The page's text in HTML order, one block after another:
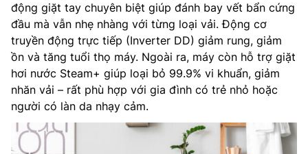
động giặt tay chuyên biệt giúp đánh bay vết bẩn cứng
đầu mà vẫn nhẹ nhàng với từng loại vải. Động cơ
truyền động trực tiếp (Inverter DD) giảm rung, giảm
ồn và tăng tuổi thọ máy. Ngoài ra, máy còn hỗ trợ giặt
hơi nước Steam+ giúp loại bỏ 99.9% vi khuẩn, giảm
nhăn vải – rất phù hợp với gia đình có trẻ nhỏ hoặc
người có làn da nhạy cảm.